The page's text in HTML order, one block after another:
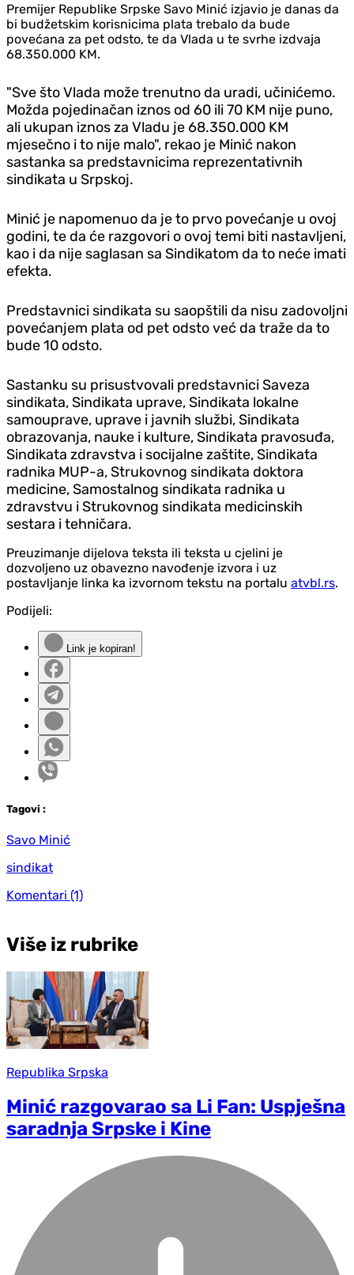
Premijer Republike Srpske Savo Minić izjavio je danas da
bi budžetskim korisnicima plata trebalo da bude
povećana za pet odsto, te da Vlada u te svrhe izdvaja
68.350.000 KM.
"Sve što Vlada može trenutno da uradi, učinićemo.
Možda pojedinačan iznos od 60 ili 70 KM nije puno,
ali ukupan iznos za Vladu je 68.350.000 KM
mjesečno i to nije malo", rekao je Minić nakon
sastanka sa predstavnicima reprezentativnih
sindikata u Srpskoj.
Minić je napomenuo da je to prvo povećanje u ovoj
godini, te da će razgovori o ovoj temi biti nastavljeni,
kao i da nije saglasan sa Sindikatom da to neće imati
efekta.
Predstavnici sindikata su saopštili da nisu zadovoljni
povećanjem plata od pet odsto već da traže da to
bude 10 odsto.
Sastanku su prisustvovali predstavnici Saveza
sindikata, Sindikata uprave, Sindikata lokalne
samouprave, uprave i javnih službi, Sindikata
obrazovanja, nauke i kulture, Sindikata pravosuđa,
Sindikata zdravstva i socijalne zaštite, Sindikata
radnika MUP-a, Strukovnog sindikata doktora
medicine, Samostalnog sindikata radnika u
zdravstvu i Strukovnog sindikata medicinskih
sestara i tehničara.
Preuzimanje dijelova teksta ili teksta u cjelini je
dozvoljeno uz obavezno navođenje izvora i uz
postavljanje linka ka izvornom tekstu na portalu atvbl.rs.
Podijeli:
Link je kopiran!
Tagovi :
Savo Minić
sindikat
Komentari (1)
Više iz rubrike
Republika Srpska
Minić razgovarao sa Li Fan: Uspješna
saradnja Srpske i Kine